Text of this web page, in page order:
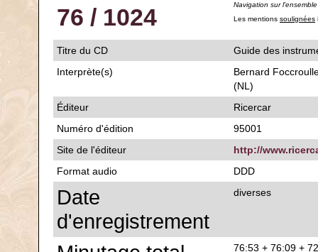
76 / 1024
Navigation sur
Les mentions soulignées
Titre du CD
Guide des
Interprète(s)
Bernard
(NL)
Éditeur
Ricercar
Numéro d'édition
95001
Site de l'éditeur
http://
Format audio
DDD
Date
d'enregistrement
diverses
76:53 + 76:09 +